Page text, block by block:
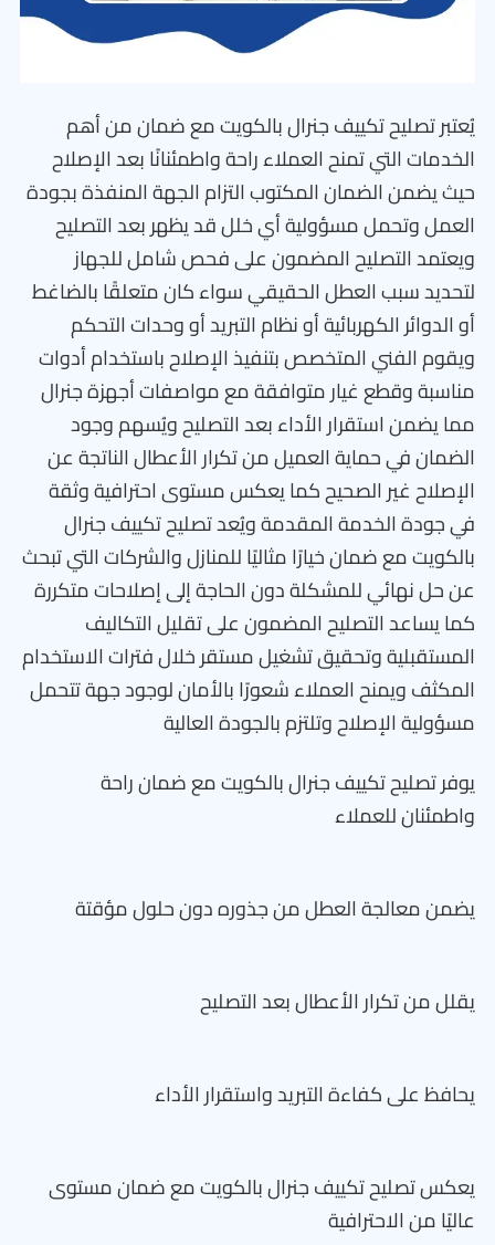
يُعتبر تصليح تكييف جنرال بالكويت مع ضمان من أهم
الخدمات التي تمنح العملاء راحة واطمئنانًا بعد الإصلاح
حيث يضمن الضمان المكتوب التزام الجهة المنفذة بجودة
العمل وتحمل مسؤولية أي خلل قد يظهر بعد التصليح
ويعتمد التصليح المضمون على فحص شامل للجهاز
لتحديد سبب العطل الحقيقي سواء كان متعلقًا بالضاغط
أو الدوائر الكهربائية أو نظام التبريد أو وحدات التحكم
ويقوم الفني المتخصص بتنفيذ الإصلاح باستخدام أدوات
مناسبة وقطع غيار متوافقة مع مواصفات أجهزة جنرال
مما يضمن استقرار الأداء بعد التصليح ويُسهم وجود
الضمان في حماية العميل من تكرار الأعطال الناتجة عن
الإصلاح غير الصحيح كما يعكس مستوى احترافية وثقة
في جودة الخدمة المقدمة ويُعد تصليح تكييف جنرال
بالكويت مع ضمان خيارًا مثاليًا للمنازل والشركات التي تبحث
عن حل نهائي للمشكلة دون الحاجة إلى إصلاحات متكررة
كما يساعد التصليح المضمون على تقليل التكاليف
المستقبلية وتحقيق تشغيل مستقر خلال فترات الاستخدام
المكثف ويمنح العملاء شعورًا بالأمان لوجود جهة تتحمل
مسؤولية الإصلاح وتلتزم بالجودة العالية
يوفر تصليح تكييف جنرال بالكويت مع ضمان راحة
واطمئنان للعملاء
يضمن معالجة العطل من جذوره دون حلول مؤقتة
يقلل من تكرار الأعطال بعد التصليح
يحافظ على كفاءة التبريد واستقرار الأداء
يعكس تصليح تكييف جنرال بالكويت مع ضمان مستوى
عاليًا من الاحترافية